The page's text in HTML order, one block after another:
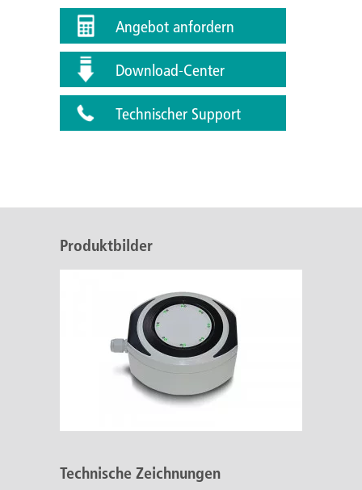
Angebot anfordern
Download-Center
Technischer Support
Produktbilder
Technische Zeichnungen